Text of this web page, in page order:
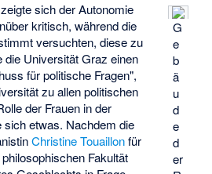
G
e
b
ä
u
d
e
d
er
sich der Autonomie
kritisch, während die
versuchten, diese zu
die Universität Graz einen
für politische Fragen",
zu allen politischen
der Frauen in der
etwas. Nachdem die
Christine Touaillonfür
Fakultät